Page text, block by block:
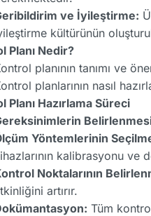
ve İyileştirme:
kültürünün
Planı Nedir?
planının tanımı ve
planlarının nasıl
Planı Hazırlama Süreci
Yöntemlerinin
kalibrasyonu ve
Noktalarının
artırır.
Tüm